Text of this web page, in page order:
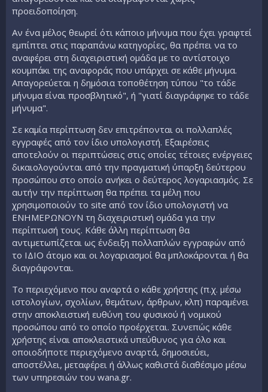
προειδοποίηση.
Αν ένα μέλος θεωρεί ότι κάποιο μήνυμα που έχει γραφτεί
εμπίπτει στις παραπάνω κατηγορίες, θα πρέπει να το
αναφέρει στη διαχειριστική ομάδα με το αντίστοιχο
κουμπάκι της αναφοράς που υπάρχει σε κάθε μήνυμα.
Απαγορεύεται η δημόσια τοποθέτηση τύπου "το τάδε
μήνυμα είναι προσβλητικό", ή "γιατί διαγράφηκε το τάδε
μήνυμα".
Σε καμία περίπτωση δεν επιτρέπονται οι πολλαπλές
εγγραφές από τον ίδιο υπολογιστή. Εξαιρέσεις
αποτελούν οι περιπτώσεις στις οποίες τέτοιες ενέργειες
δικαιολογούνται από την πραγματική ύπαρξη δεύτερου
προσώπου στο οποίο ανήκει ο δεύτερος λογαριασμός. Σε
αυτήν την περίπτωση θα πρέπει τα μέλη που
χρησιμοποιούν το site από τον ίδιο υπολογιστή να
ΕΝΗΜΕΡΩΝΟΥΝ τη διαχειριστική ομάδα για την
περίπτωσή τους. Κάθε άλλη περίπτωση θα
αντιμετωπίζεται ως ένδειξη πολλαπλών εγγραφών από
το ΙΔΙΟ άτομο και οι λογαριασμοί θα μπλοκάρονται ή θα
διαγράφονται.
Το περιεχόμενο που αναρτά ο κάθε χρήστης (π.χ. μέσω
ιστολογίων, σχολίων, θεμάτων, άρθρων, κλπ) παραμένει
στην αποκλειστική ευθύνη του φυσικού ή νομικού
προσώπου από το οποίο προέρχεται. Συνεπώς κάθε
χρήστης είναι αποκλειστικά υπεύθυνος για όλο και
οποιοδήποτε περιεχόμενο αναρτά, δημοσιεύει,
αποστέλλει, μεταφέρει ή άλλως καθιστά διαθέσιμο μέσω
των υπηρεσιών του wana.gr.